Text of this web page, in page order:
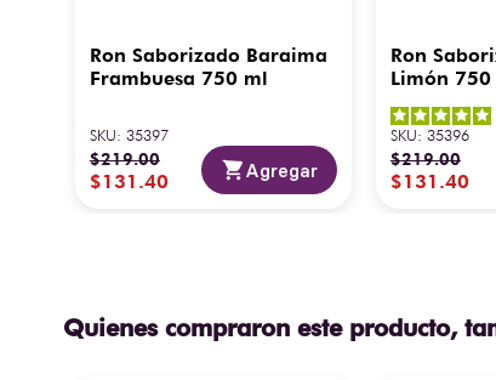
Ron Saborizado Baraima
Frambuesa 750 ml
SKU: 35397
$219.00
$131 .40 Agregar
Ron
Limón 750
SKU: 35396
$219.00
$131 .40
Quienes compraron este producto,